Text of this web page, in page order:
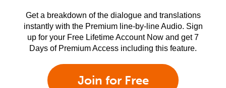
Get a breakdown of the dialogue and translations
instantly with the Premium line-by-line Audio. Sign
up for your Free Lifetime Account Now and get 7
Days of Premium Access including this feature.
Join for Free